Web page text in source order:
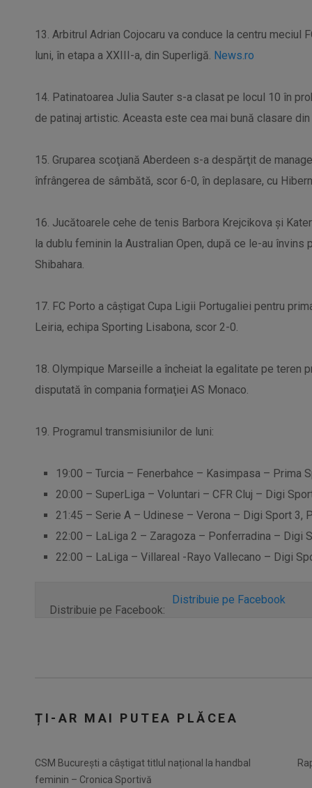
13. Arbitrul Adrian Cojocaru va conduce la centru meciul
luni, în etapa a XXIII-a, din Superligă. News.ro
14. Patinatoarea Julia Sauter s-a clasat pe locul 10 în
de patinaj artistic. Aceasta este cea mai bună clasare
15. Gruparea scoţiană Aberdeen s-a despărţit de
înfrângerea de sâmbătă, scor 6-0, în deplasare, cu
16. Jucătoarele cehe de tenis Barbora Krejcikova şi
la dublu feminin la Australian Open, după ce le-au învins
Shibahara.
17. FC Porto a câştigat Cupa Ligii Portugaliei pentru
Leiria, echipa Sporting Lisabona, scor 2-0.
18. Olympique Marseille a încheiat la egalitate pe teren
disputată în compania formaţiei AS Monaco.
19. Programul transmisiunilor de luni:
19:00 – Turcia – Fenerbahce – Kasimpasa – Prima
20:00 – SuperLiga – Voluntari – CFR Cluj – Digi
21:45 – Serie A – Udinese – Verona – Digi Sport 3,
22:00 – LaLiga 2 – Zaragoza – Ponferradina – Digi
22:00 – LaLiga – Villareal -Rayo Vallecano – Digi
Distribuie pe Facebook:
Distribuie pe Facebook
ȚI-AR MAI PUTEA PLĂCEA
CSM București a câștigat titlul național la handbal
feminin – Cronica Sportivă